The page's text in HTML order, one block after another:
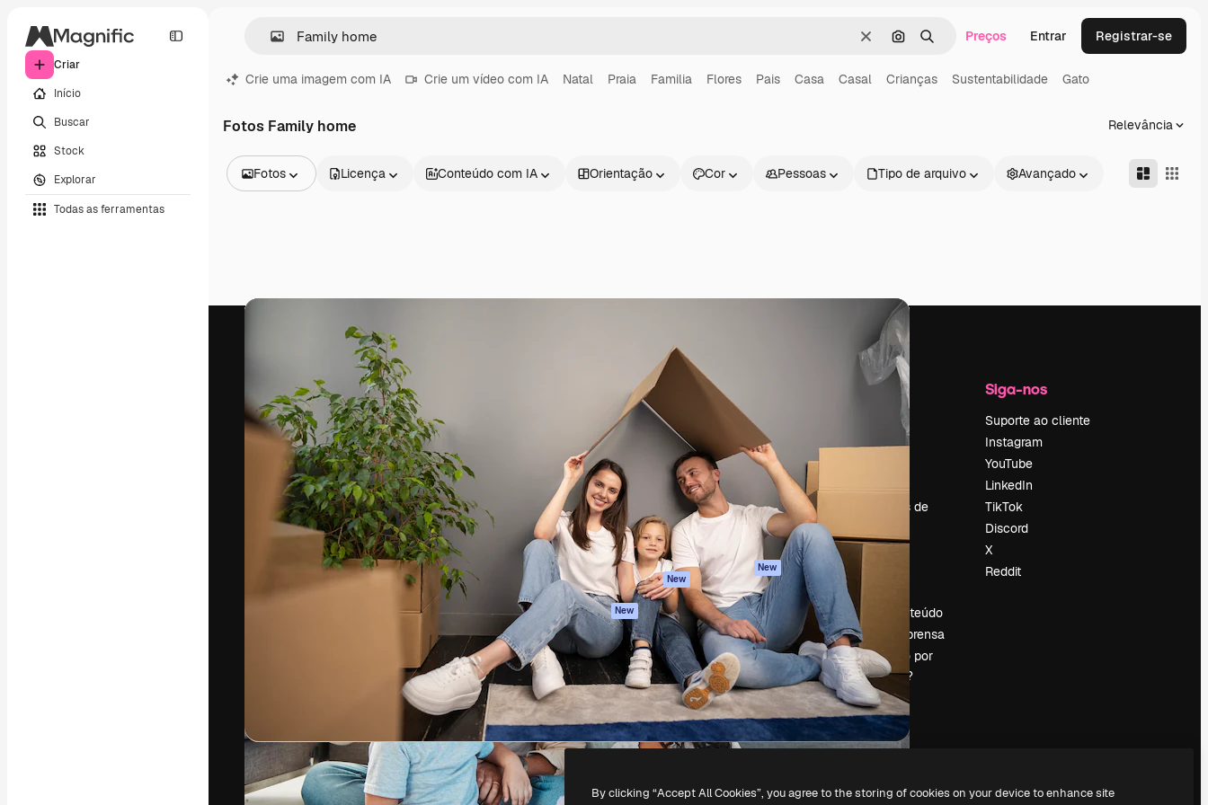
Criar
Início
Buscar
Stock
Explorar
Todas as ferramentas
LimparPesquisar por imagem
BuscarPreços Entrar Registrar-se
Crie uma imagem com IA Crie um vídeo com IA Natal Praia Familia Flores Pais Casa Casal Crianças Sustentabilidade Gato
Fotos Family home Relevância
Fotos
Vídeos
Fontes
Licença Conteúdo com IA Orientação Cor Pessoas Tipo de arquivo Avançado
A plataforma criativa para você direcionar
seu melhor trabalho. Mais de 1 milhão de
assinantes entre criativos, empresas,
agências e estúdios.
Português
Assistente de IA
Gerador de
imagens
Gerador de vídeos
Texto para voz
Conteúdo de stock
MCP para
Claude/ChatGPT
New
Agentes New
API
App móvel
Todas as
ferramentas
Começar
Academy
Documentação
Atendimento
Termos e
condições
Política de
privacidade
Originais New
Política de cookies
Central de
confiabilidade
Afiliados
Empresas
Empresa
Sobre nós
Tendências de
Blog
Eventos
Slidesgo
Vender conteúdo
Sala de imprensa
Procurando por
magnific.ai?
Siga-nos
Suporte ao cliente
Instagram
YouTube
LinkedIn
TikTok
Discord
X
Reddit
Copyright © 2010-2026 Freepik Company S.L.U.Todos os direitos reservados.
By clicking “Accept All Cookies”, you agree to the storing of cookies on your device to enhance site